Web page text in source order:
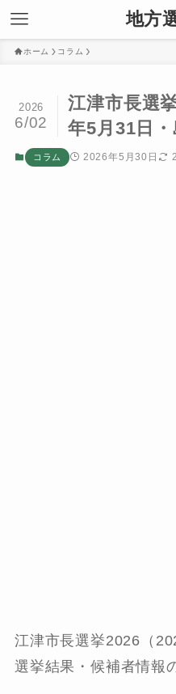
地方
ホーム コラム
江津市長選
年5月31日・
2026
6/02
コラム 2026年5月30日
江津市長選挙2026（
選挙結果・候補者情報